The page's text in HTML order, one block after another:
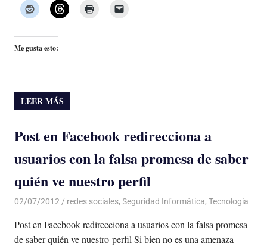
Me gusta esto:
LEER MÁS
Post en Facebook redirecciona a
usuarios con la falsa promesa de saber
quién ve nuestro perfil
02/07/2012 Luis Castellanos
redes sociales, Seguridad Informática, Tecnología
Post en Facebook redirecciona a usuarios con la falsa promesa
de saber quién ve nuestro perfil Si bien no es una amenaza